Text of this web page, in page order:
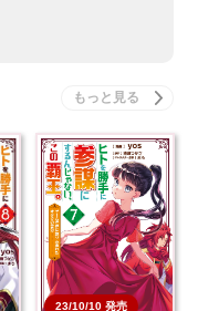
23/10/10 発売